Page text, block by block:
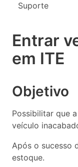
Suporte
Entrar
em ITE
Objetivo
Possibilitar que
veículo
Após o sucesso
estoque.